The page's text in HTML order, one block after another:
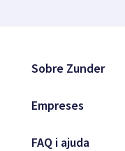
Sobre Zunder
Empreses
FAQ i ajuda